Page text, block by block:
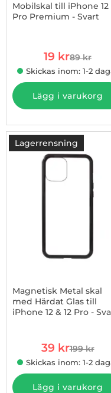
Mobilskal till iPhone 12
Pro Premium - Svart
rea pris
19 krtidigare
89 kr
Skickas inom: 1-2
Lägg i varukorg
Lagerrensning
Magnetisk Metal skal
med Härdat Glas till
iPhone 12 & 12 Pro -
rea pris
39 krtidigare
199 kr
Skickas inom: 1-2
Lägg i varukorg